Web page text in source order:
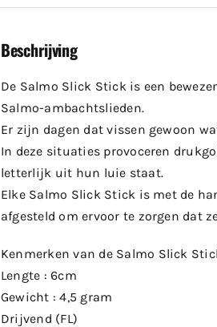
Beschrijving
De Salmo Slick Stick is een
Salmo-ambachtslieden.
Er zijn dagen dat vissen gewoon
In deze situaties provoceren
letterlijk uit hun luie staat.
Elke Salmo Slick Stick is met de
afgesteld om ervoor te zorgen dat
Kenmerken van de Salmo Slick
Lengte : 6cm
Gewicht : 4,5 gram
Drijvend (FL)